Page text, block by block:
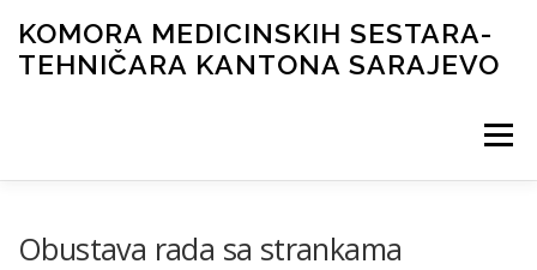
content
KOMORA MEDICINSKIH SESTARA-
TEHNIČARA KANTONA SARAJEVO
Menu
Obustava rada sa strankama